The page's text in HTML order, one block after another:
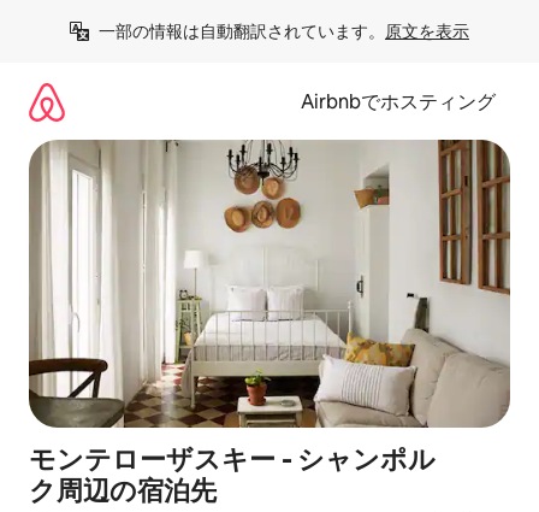
一部の情報は自動翻訳されています。 原文を表示
Airbnbでホスティング
モンテローザスキー - シャンポル
ク⁠周⁠辺⁠の宿⁠泊⁠先